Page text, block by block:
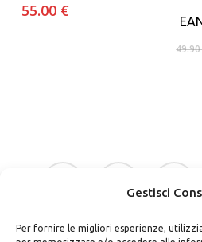
Gestisci
Per fornire le migliori esperienze,
55.00 €
facebook
google-
instagram
phone